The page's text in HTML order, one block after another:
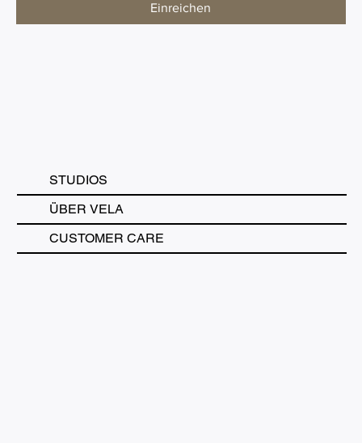
STUDIOS
ÜBER VELA
CUSTOMER CARE
Einreichen